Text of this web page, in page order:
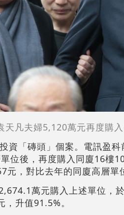
天凡夫婦5,120萬元再度購入
資「磚頭」個案。電訊盈
位後，再度購入同廈16樓
，對比去年的同廈高層單
萬元購入上述單位，
升值91.5%。